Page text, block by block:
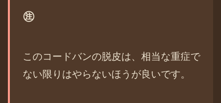
㊟
このコードバンの脱皮は、相当な重症で
ない限りはやらないほうが良いです。